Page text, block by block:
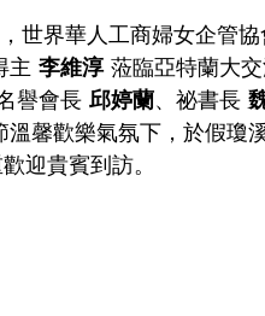
世界華人工商婦女企管
主 李維淳 蒞臨亞特蘭大
譽會長 邱婷蘭 、祕書長
馨歡樂氣氛下，於假瓊
迎貴賓到訪。